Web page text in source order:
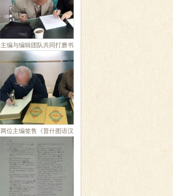
主编与编辑团队共同打磨书
稿4
两位主编签售《普什图语汉